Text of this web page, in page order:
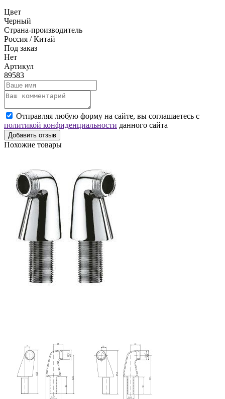
Цвет
Черный
Страна-производитель
Россия / Китай
Под заказ
Нет
Артикул
89583
Отправляя любую форму на сайте, вы соглашаетесь с
политикой конфиденциальности данного сайта
Добавить отзыв
Похожие товары